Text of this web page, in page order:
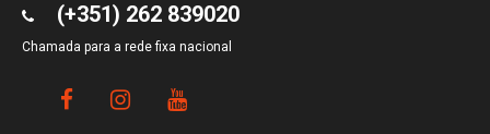
(+351) 262 839020
Chamada para a rede fixa nacional